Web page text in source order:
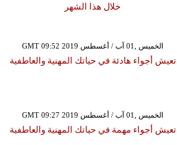
خلال هذا الشهر
GMT 09:52 2019 الخميس ,01 آب / أغسطس
تعيش أجواء هادئة في حياتك المهنية والعاطفية
GMT 09:27 2019 الخميس ,01 آب / أغسطس
تعيش أجواء مهمة في حياتك المهنية والعاطفية